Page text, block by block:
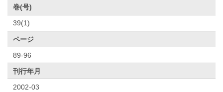
巻(号)
39(1)
ページ
89-96
刊行年月
2002-03